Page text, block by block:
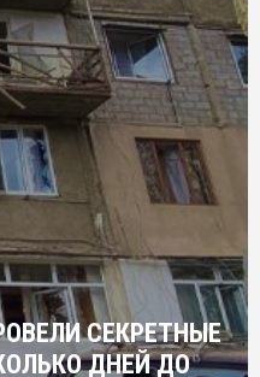
СЕКРЕТНЫЕ
ДНЕЙ ДО